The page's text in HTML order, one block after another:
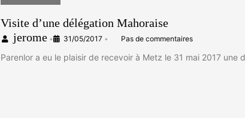
Visite d’une délégation Mahoraise
jerome • 31/05/2017 • Pas de commentaires
Parenlor a eu le plaisir de recevoir à Metz le 31 mai 2017